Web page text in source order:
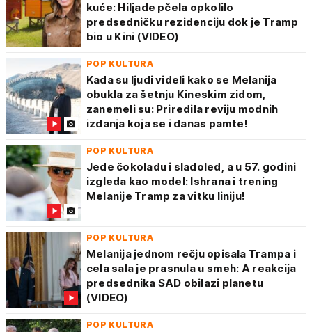
kuće: Hiljade pčela opkolilo
predsedničku rezidenciju dok je Tramp
bio u Kini (VIDEO)
POP KULTURA
Kada su ljudi videli kako se Melanija
obukla za šetnju Kineskim zidom,
zanemeli su: Priredila reviju modnih
izdanja koja se i danas pamte!
POP KULTURA
Jede čokoladu i sladoled, a u 57. godini
izgleda kao model: Ishrana i trening
Melanije Tramp za vitku liniju!
POP KULTURA
Melanija jednom rečju opisala Trampa i
cela sala je prasnula u smeh: A reakcija
predsednika SAD obilazi planetu
(VIDEO)
POP KULTURA